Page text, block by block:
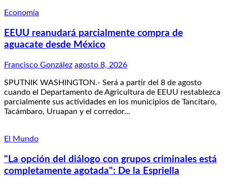
Economía
EEUU reanudará parcialmente compra de
aguacate desde México
Francisco González agosto 8, 2026
SPUTNIK WASHINGTON.- Será a partir del 8 de agosto
cuando el Departamento de Agricultura de EEUU restablezca
parcialmente sus actividades en los municipios de Tancítaro,
Tacámbaro, Uruapan y el corredor…
El Mundo
"La opción del diálogo con grupos criminales está
completamente agotada": De la Espriella